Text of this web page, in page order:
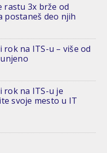
rastu 3x brže od
postaneš deo njih
na ITS-u – više od
rok na ITS-u je
svoje mesto u IT